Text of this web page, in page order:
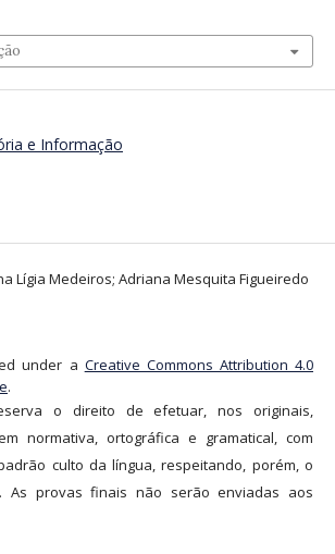
e Informação
Lígia Medeiros; Adriana Mesquita Figueiredo
under a Creative Commons Attribution 4.0
.
o direito de efetuar, nos originais,
normativa, ortográfica e gramatical, com
culto da língua, respeitando, porém, o
As provas finais não serão enviadas aos